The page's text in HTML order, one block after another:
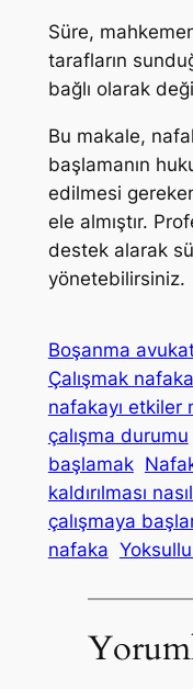
Süre,
tarafların
bağlı olarak
Bu makale,
başlamanın
edilmesi
ele almıştır.
destek alarak
yönetebilirsiniz.
Boşanma
Çalışmak
nafakayı etkiler
çalışma durumu
başlamak
kaldırılması
çalışmaya
nafaka